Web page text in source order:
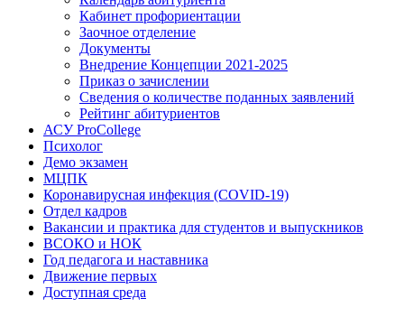
Кабинет профориентации
Заочное отделение
Документы
Внедрение Концепции 2021-2025
Приказ о зачислении
Сведения о количестве поданных заявлений
Рейтинг абитуриентов
АСУ ProCollege
Психолог
Демо экзамен
МЦПК
Коронавирусная инфекция (COVID-19)
Отдел кадров
Вакансии и практика для студентов и выпускников
ВСОКО и НОК
Год педагога и наставника
Движение первых
Доступная среда